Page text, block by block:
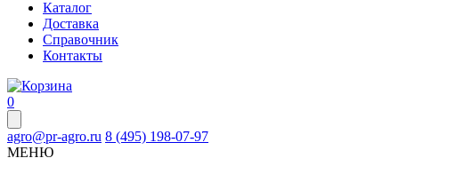
Каталог
Доставка
Справочник
Контакты
0
agro@pr-agro.ru 8 (495) 198-07-97
МЕНЮ